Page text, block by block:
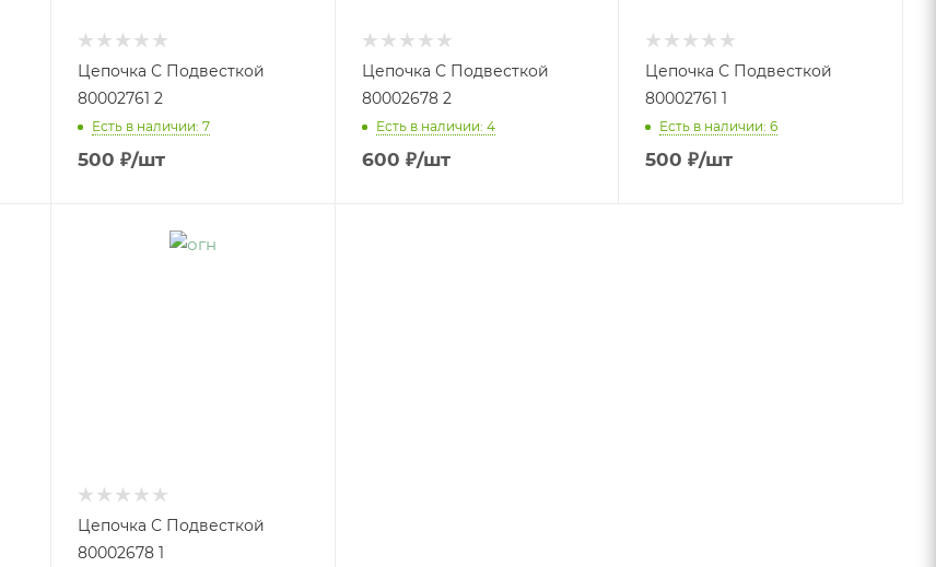
Цепочка С Подвесткой
80002761 2
Есть в наличии: 7
500 ₽/шт
Цепочка С Подвесткой
80002678 2
Есть в наличии: 4
600 ₽/шт
Цепочка С Подвесткой
80002761 1
Есть в наличии: 6
500 ₽/шт
Цепочка С Подвесткой
80002678 1